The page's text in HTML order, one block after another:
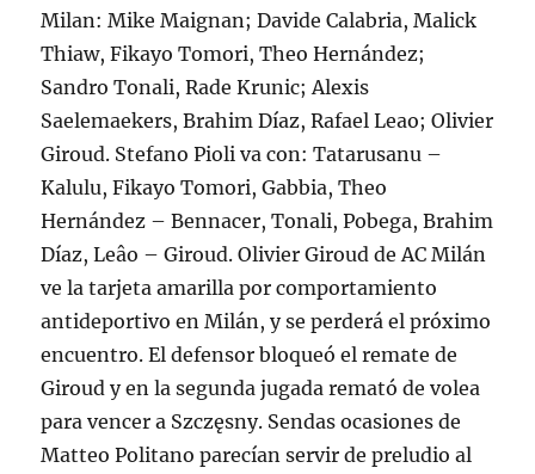
Milan: Mike Maignan; Davide Calabria, Malick
Thiaw, Fikayo Tomori, Theo Hernández;
Sandro Tonali, Rade Krunic; Alexis
Saelemaekers, Brahim Díaz, Rafael Leao; Olivier
Giroud. Stefano Pioli va con: Tatarusanu –
Kalulu, Fikayo Tomori, Gabbia, Theo
Hernández – Bennacer, Tonali, Pobega, Brahim
Díaz, Leâo – Giroud. Olivier Giroud de AC Milán
ve la tarjeta amarilla por comportamiento
antideportivo en Milán, y se perderá el próximo
encuentro. El defensor bloqueó el remate de
Giroud y en la segunda jugada remató de volea
para vencer a Szczęsny. Sendas ocasiones de
Matteo Politano parecían servir de preludio al